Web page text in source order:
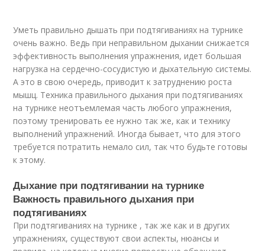
Уметь правильно дышать при подтягиваниях на турнике
очень важно. Ведь при неправильном дыхании снижается
эффективность выполнения упражнения, идет большая
нагрузка на сердечно-сосудистую и дыхательную системы.
А это в свою очередь, приводит к затруднению роста
мышц. Техника правильного дыхания при подтягиваниях
на турнике неотъемлемая часть любого упражнения,
поэтому тренировать ее нужно так же, как и технику
выполнений упражнений. Иногда бывает, что для этого
требуется потратить немало сил, так что будьте готовы
к этому.
Дыхание при подтягивании на турнике
Важность правильного дыхания при
подтягиваниях
При подтягиваниях на турнике , так же как и в других
упражнениях, существуют свои аспекты, нюансы и